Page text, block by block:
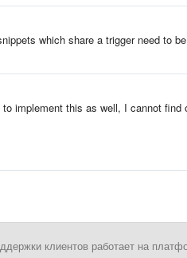
which share a trigger need to
implement this as well, I cannot find
клиентов работает на